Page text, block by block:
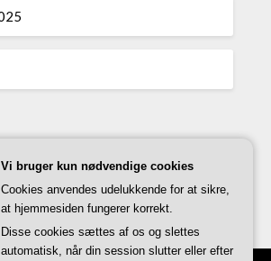
Vi bruger kun nødvendige cookies
Cookies anvendes udelukkende for at sikre,
at hjemmesiden fungerer korrekt.
Disse cookies sættes af os og slettes
automatisk, når din session slutter eller efter